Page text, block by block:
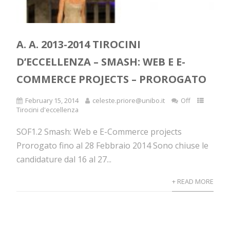
A. A. 2013-2014 TIROCINI
D’ECCELLENZA – SMASH: WEB E E-
COMMERCE PROJECTS – PROROGATO
February 15, 2014 celeste.priore@unibo.it
Off
Tirocini d'eccellenza
SOF1.2 Smash: Web e E-Commerce projects
Prorogato fino al 28 Febbraio 2014 Sono chiuse le
candidature dal 16 al 27...
+ READ MORE